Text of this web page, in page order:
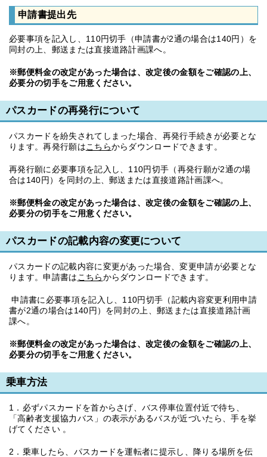
申請書提出先
必要事項を記入し、110円切手（申請書が2通の場合は140円）を
同封の上、郵送または直接道路計画課へ。
※郵便料金の改定があった場合は、改定後の金額をご確認の上、
必要分の切手をご用意ください。
パスカードの再発行について
パスカードを紛失されてしまった場合、再発行手続きが必要とな
ります。再発行願はこちらからダウンロードできます。
再発行願に必要事項を記入し、110円切手（再発行願が2通の場
合は140円）を同封の上、郵送または直接道路計画課へ。
※郵便料金の改定があった場合は、改定後の金額をご確認の上、
必要分の切手をご用意ください。
パスカードの記載内容の変更について
パスカードの記載内容に変更があった場合、変更申請が必要とな
ります。申請書は こちらからダウンロードできます。
申請書に必要事項を記入し、110円切手（記載内容変更利用申請
書が2通の場合は140円）を同封の上、郵送または直接道路計画
課へ。
※郵便料金の改定があった場合は、改定後の金額をご確認の上、
必要分の切手をご用意ください。
乗車方法
1．必ずパスカードを首からさげ、バス停車位置付近で待ち、
「高齢者支援協力バス」の表示があるバスが近づいたら、手を挙
げてください 。
2．乗車したら、パスカードを運転者に提示し、降りる場所を伝